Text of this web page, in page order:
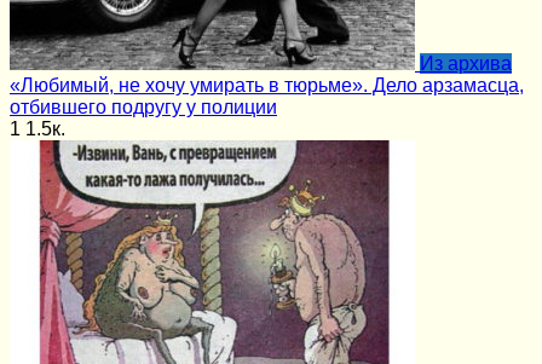
Из архива
«Любимый, не хочу умирать в тюрьме». Дело арзамасца,
отбившего подругу у полиции
1 1.5к.